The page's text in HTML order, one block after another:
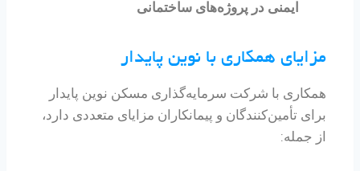
ایمنی در پروژه‌های ساختمانی
مزایای همکاری با نوین پایدار
همکاری با شرکت سرمایه‌گذاری مسکن نوین پایدار
برای تأمین‌کنندگان و پیمانکاران مزایای متعددی دارد،
از جمله: